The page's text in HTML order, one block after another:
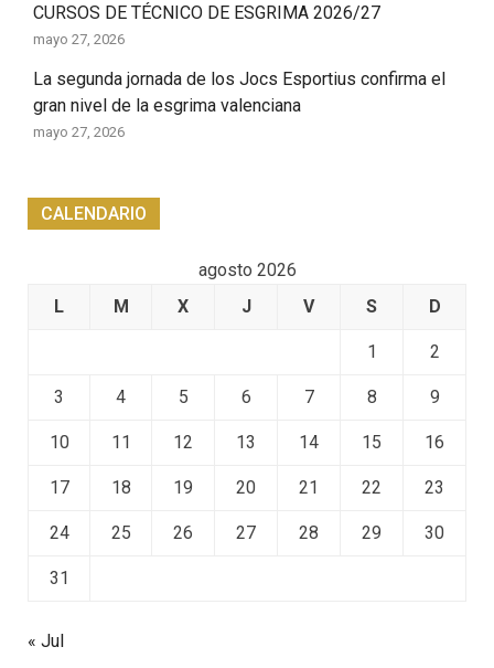
CURSOS DE TÉCNICO DE ESGRIMA 2026/27
mayo 27, 2026
La segunda jornada de los Jocs Esportius confirma el
gran nivel de la esgrima valenciana
mayo 27, 2026
CALENDARIO
agosto 2026
L
M X J V S D
1 2
3 4 5 6 7 8 9
10 11 12 13 14 15 16
17 18 19 20 21 22 23
24 25 26 27 28 29 30
31
« Jul